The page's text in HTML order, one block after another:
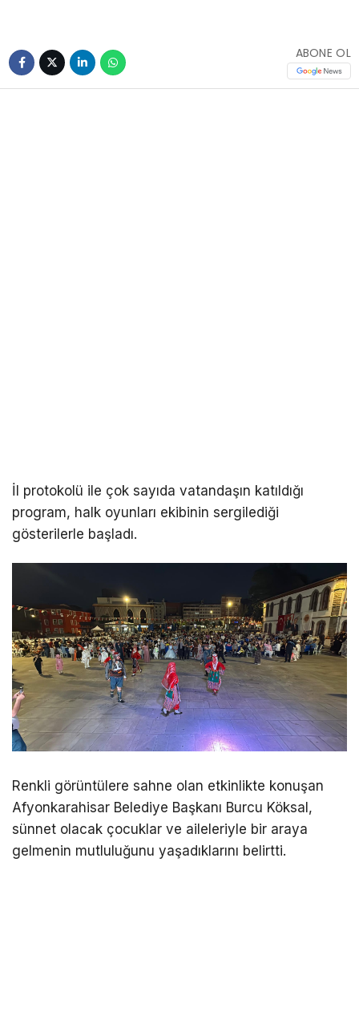
ABONE OL
İl protokolü ile çok sayıda vatandaşın katıldığı
program, halk oyunları ekibinin sergilediği
gösterilerle başladı.
Renkli görüntülere sahne olan etkinlikte konuşan
Afyonkarahisar Belediye Başkanı Burcu Köksal,
sünnet olacak çocuklar ve aileleriyle bir araya
gelmenin mutluluğunu yaşadıklarını belirtti.